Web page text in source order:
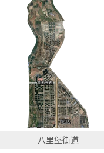
八里堡街道